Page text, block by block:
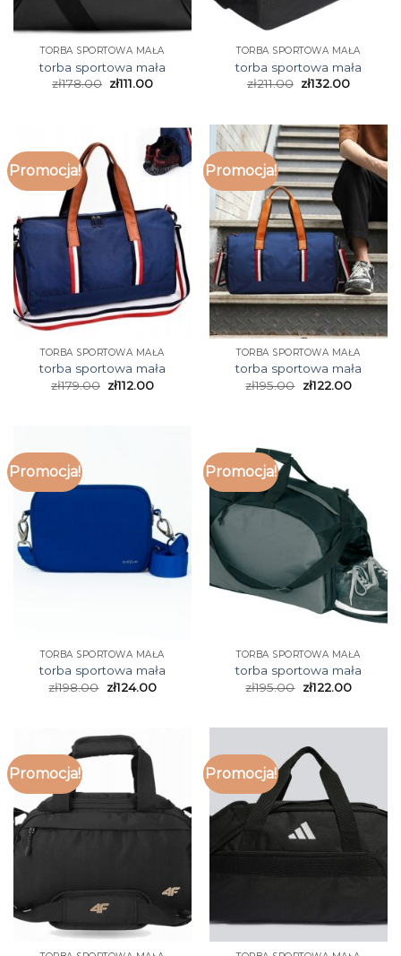
TORBA SPORTOWA MAŁA
torba sportowa mała
zł178.00 zł111.00
TORBA SPORTOWA MAŁA
torba sportowa mała
zł211.00 zł132.00
Promocja!
TORBA SPORTOWA MAŁA
torba sportowa mała
zł179.00 zł112.00
Promocja!
TORBA SPORTOWA MAŁA
torba sportowa mała
zł195.00 zł122.00
Promocja!
TORBA SPORTOWA MAŁA
torba sportowa mała
zł198.00 zł124.00
Promocja!
TORBA SPORTOWA MAŁA
torba sportowa mała
zł195.00 zł122.00
Promocja! Promocja!